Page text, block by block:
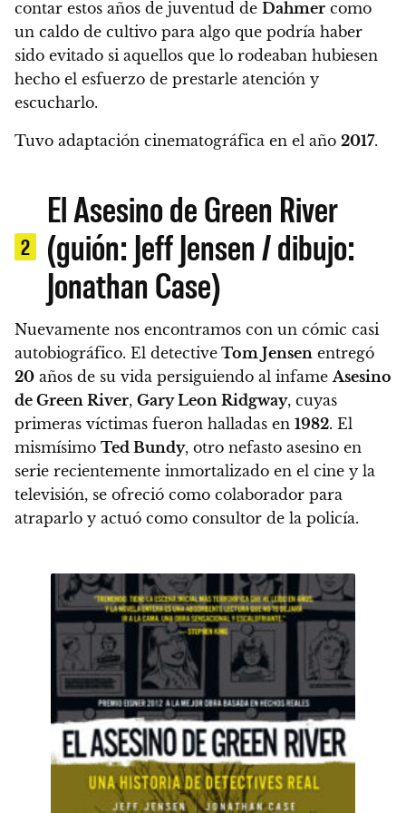
contar estos años de juventud de Dahmer como
un caldo de cultivo para algo que podría haber
sido evitado si aquellos que lo rodeaban hubiesen
hecho el esfuerzo de prestarle atención y
escucharlo.
Tuvo adaptación cinematográfica en el año 2017.
2
El Asesino de Green River
(guión: Jeff Jensen / dibujo:
Jonathan Case)
Nuevamente nos encontramos con un cómic casi
autobiográfico. El detective Tom Jensen entregó
20 años de su vida persiguiendo al infame Asesino
de Green River, Gary Leon Ridgway, cuyas
primeras víctimas fueron halladas en 1982. El
mismísimo Ted Bundy, otro nefasto asesino en
serie recientemente inmortalizado en el cine y la
televisión, se ofreció como colaborador para
atraparlo y actuó como consultor de la policía.